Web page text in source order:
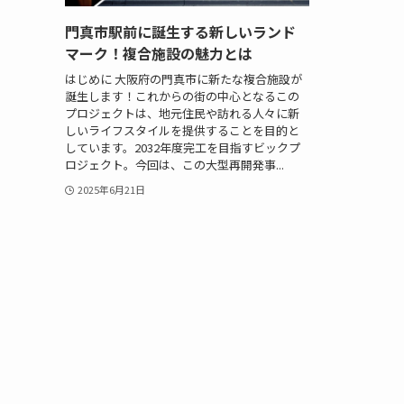
門真市駅前に誕生する新しいランド
マーク！複合施設の魅力とは
はじめに 大阪府の門真市に新たな複合施設が
誕生します！これからの街の中心となるこの
プロジェクトは、地元住民や訪れる人々に新
しいライフスタイルを提供することを目的と
しています。2032年度完工を目指すビックプ
ロジェクト。今回は、この大型再開発事...
2025年6月21日